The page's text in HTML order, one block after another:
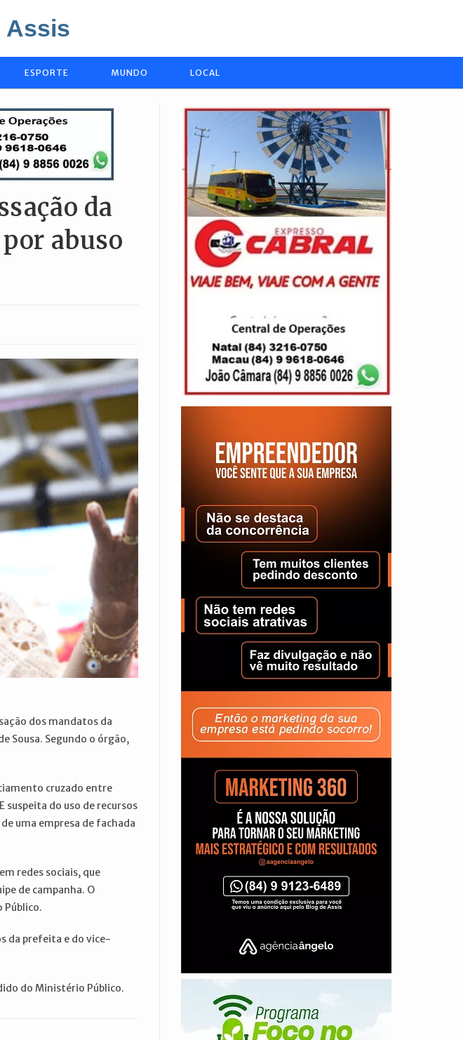
Assis
ESPORTE MUNDO LOCAL
da
abuso
dos mandatos da
Sousa. Segundo o órgão,
cruzado entre
suspeita do uso de recursos
uma empresa de fachada
redes sociais, que
de campanha. O
da prefeita e do vice-
do Ministério Público.